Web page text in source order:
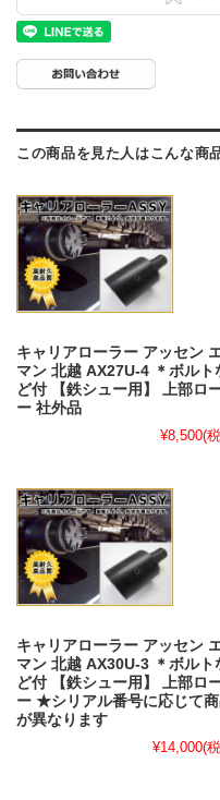
この商品を見た人はこんな商
キャリアローラー アッセン
マン 北越 AX27U-4 ＊ボルト
ど付 【鉄シュー用】 上部ロ
ー 社外品
¥8,500(
キャリアローラー アッセン
マン 北越 AX30U-3 ＊ボルト
ど付 【鉄シュー用】 上部ロ
ー ★シリアル番号に応じて
が異なります
¥14,000(